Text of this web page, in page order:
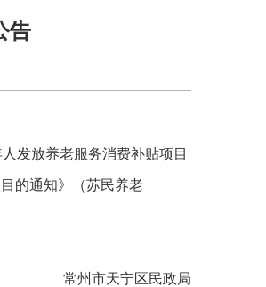
告
发放养老服务消费补贴项目
的通知》（苏民养老
常州市天宁区民政局